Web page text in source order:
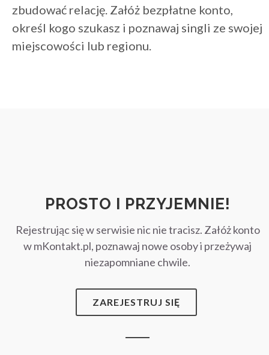
zbudować relację. Załóż bezpłatne konto,
określ kogo szukasz i poznawaj singli ze swojej
miejscowości lub regionu.
PROSTO I PRZYJEMNIE!
Rejestrując się w serwisie nic nie tracisz. Załóż konto
w mKontakt.pl, poznawaj nowe osoby i przeżywaj
niezapomniane chwile.
ZAREJESTRUJ SIĘ